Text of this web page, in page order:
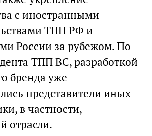
с иностранными
ТПП РФ и
России за рубежом. По
ТПП ВС, разработкой
бренда уже
представители иных
в частности,
отрасли.